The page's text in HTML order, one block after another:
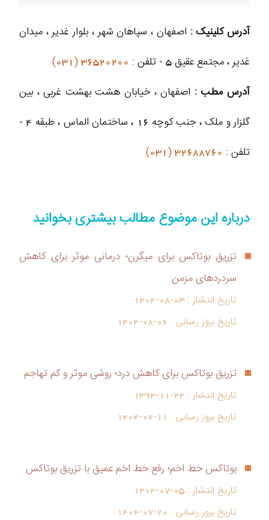
آدرس کلینیک : اصفهان ، سپاهان شهر ، بلوار غدیر ، میدان
غدیر ، مجتمع عقیق 5 - تلفن :
36520200 (031)
آدرس مطب : اصفهان ، خیابان هشت بهشت غربی ، بین
گلزار و ملک ، جنب کوچه 16 ، ساختمان الماس ، طبقه 4 -
تلفن : 32688760 (031)
درباره این موضوع مطالب بیشتری بخوانید
تزریق بوتاکس برای میگرن؛ درمانی موثر برای کاهش
سردردهای مزمن
تاریخ انتشار : 1404-08-03
تاریخ بروز رسانی : 1404-08-06
تزریق بوتاکس برای کاهش درد؛ روشی موثر و کم تهاجم
تاریخ انتشار : 1394-11-24
تاریخ بروز رسانی : 1404-06-11
بوتاکس خط اخم؛ رفع خط اخم عمیق با تزریق بوتاکس
تاریخ انتشار : 1404-07-05
تاریخ بروز رسانی : 1404-07-20